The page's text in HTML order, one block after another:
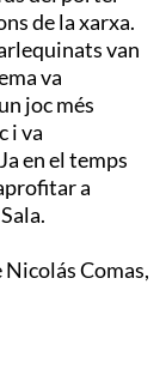
de la xarxa.
van
va
joc més
i va
en el temps
a
Nicolás Comas,